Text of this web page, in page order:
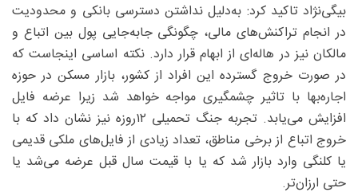
بیگی‌نژاد تاکید کرد: به‌دلیل نداشتن دسترسی بانکی و محدودیت
در انجام تراکنش‌های مالی، چگونگی جابه‌جایی پول بین اتباع و
مالکان نیز در هاله‌ای از ابهام قرار دارد. نکته اساسی اینجاست که
در صورت خروج گسترده این افراد از کشور، بازار مسکن در حوزه
اجاره‌بها با تاثیر چشمگیری مواجه خواهد شد زیرا عرضه فایل
افزایش می‌یابد. تجربه جنگ تحمیلی ۱۲‌روزه نیز نشان داد که با
خروج اتباع از برخی مناطق، تعداد زیادی از فایل‌های ملکی قدیمی
یا کلنگی وارد بازار شد که یا با قیمت سال قبل عرضه می‌شد یا
حتی ارزان‌تر.